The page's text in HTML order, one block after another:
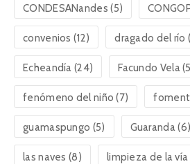
CONDESANandes (5)
convenios (12) dragado del río
Echeandía (24) Facundo Vela
fenómeno del niño (7)
guamaspungo (5) Guaranda (6)
las naves (8) limpieza de la vía